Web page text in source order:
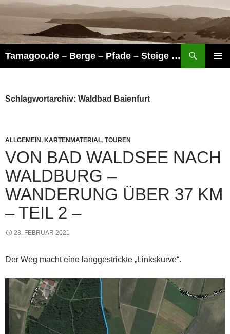
Zum
Inhalt
springen
Tamagoo.de – Berge – Pfade – Steige – Touren
Schlagwortarchiv: Waldbad Baienfurt
ALLGEMEIN , KARTENMATERIAL, TOUREN
VON BAD WALDSEE NACH
WALDBURG –
WANDERUNG ÜBER 37 KM
– TEIL 2 –
28. FEBRUAR 2021
Der Weg macht eine langgestrickte „Linkskurve“.